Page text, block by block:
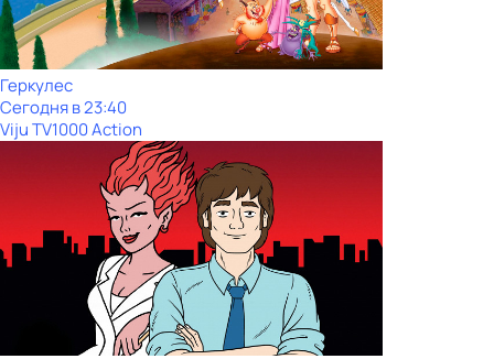
Геркулес
Сегодня в 23:40
Viju TV1000 Action